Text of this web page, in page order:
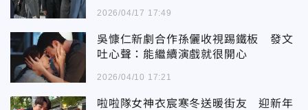
2026/04/17 17:49
吳慷仁新劇合作孫儷收視踢鐵板 發文
吐心聲：能繼續演戲就很開心
2026/04/10 17:21
啦啦隊女神衣宸寒冬送暖街友 迎新年